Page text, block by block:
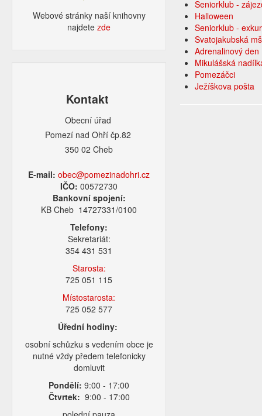
Webové stránky naší knihovny
najdetezde​
Kontakt
Obecní úřad
Pomezí nad Ohří čp.82
350 02 Cheb
E-mail: obec@pomezinadohri.cz
IČO:00572730
Bankovní spojení:
KB Cheb 14727331/0100
Telefony:
Sekretariát:
354 431 531
Starosta:
725 051 115
Místostarosta:
725 052 577
Úřední hodiny:
osobní schůzku s vedením obce je
nutné vždy předem telefonicky
domluvit
Pondělí: 9:00 - 17:00
Čtvrtek: 9:00 - 17:00
Seniorklub -
Halloween
Seniorklub -
Svatojakubská
Adrenalinový den
Mikulášská
Pomezáčci
Ježíškova pošta